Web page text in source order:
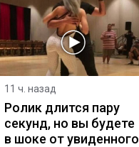
11 ч. назад
Ролик длится пару
секунд, но вы будете
в шоке от увиденного